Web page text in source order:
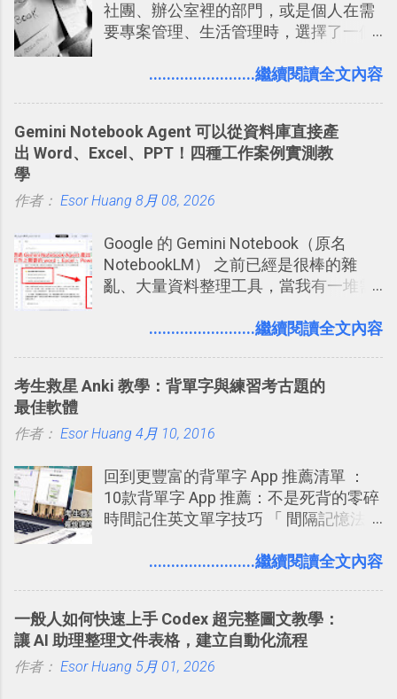
可以立即拿到，操作流程也十分簡單。
之前我在電腦玩物分享過：「 不需買印
方便教學 」。這篇文章則從印照片出
社團、辦公室裡的部門，或是個人在需
要專案管理、生活管理時，選擇了一個
一個什麼樣的管理工具，讓這麼多人都
念」的管理教學文章： 把 Evernote 當
作 Trello！ Kanbanote 筆記看板管理法
建立專案看板 但是，我自己也一直使用
一篇完整的介紹！雖然錯過了幾年前第
一時間推薦 Trello 的時機，但在這段時
間的使用經驗下，剛好可以讓我整理沉
得試試看 Trello 的關鍵特色 」，然後轉
體推薦！困難計畫簡單管理 13 種工具
體中文版？網頁 App 全中文化
帳？我的理財計畫心得與看板範本
2016/7/13 新增： 如何將網頁資料快速
剪貼到 Trello？收集專案資料技巧
讓免費用戶串聯 Evernote 等雲端服務
學 2016/11 新增： [時間技客-7] 重要緊
急時間管理四象限在 Trello 活用與範本
下載 2017/2 新增 ： Trello 團隊如何使
........................繼續閱讀全文內容
Gemini Notebook Agent 可以從資料庫直接產
出 Word、Excel、PPT！四種工作案例實測教
學
作者： Esor Huang 8月 08, 2026
Google 的 Gemini Notebook（原名
NotebookLM） 之前已經是很棒的雜
亂、大量資料整理工具，當我有一堆需
量格式不一的混亂工作文件需要彙整，
Codex 這樣的 AI 工作作進階處理。
........................繼續閱讀全文內容
考生救星 Anki 教學：背單字與練習考古題的
最佳軟體
作者： Esor Huang 4月 10, 2016
回到更豐富的背單字 App 推薦清單 ：
10款背單字 App 推薦：不是死背的零碎
時間記住英文單字技巧 「 間隔記憶法
短期記憶變成長期記憶。 舉例來說我今
強；然後下次快要忘記可能變成相隔一
個禮拜，這時再次複習，就能把記憶強
化，讓記憶延長到可能半個月；那時候
........................繼續閱讀全文內容
一般人如何快速上手 Codex 超完整圖文教學：
讓 AI 助理整理文件表格，建立自動化流程
作者： Esor Huang 5月 01, 2026